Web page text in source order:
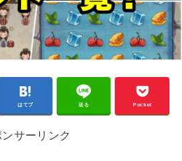
はてブ 送る Pocket
ンサーリンク